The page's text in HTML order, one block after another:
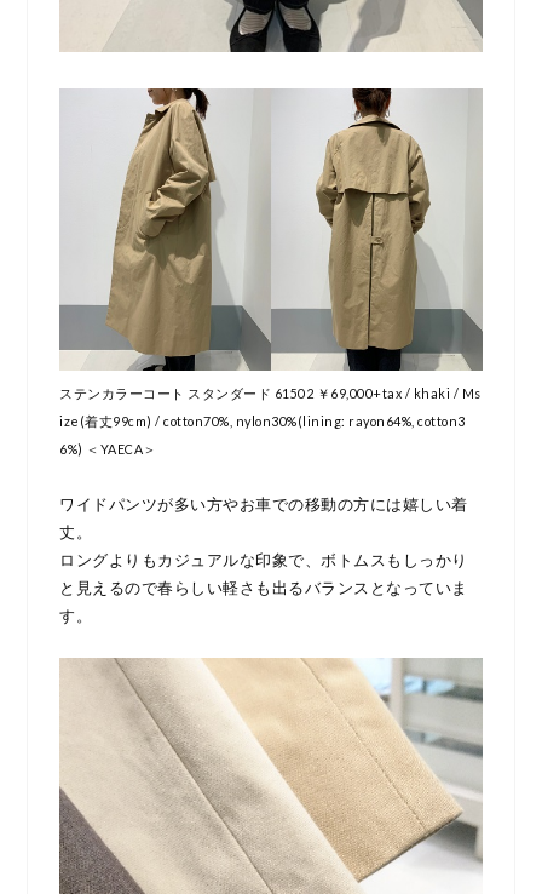
ステンカラーコート スタンダード 61502 ￥69,000+tax / khaki / Ms
ize(着丈99cm) / cotton70%, nylon30%(lining: rayon64%, cotton3
6%) ＜YAECA＞
ワイドパンツが多い方やお車での移動の方には嬉しい着
丈。
ロングよりもカジュアルな印象で、ボトムスもしっかり
と見えるので春らしい軽さも出るバランスとなっていま
す。